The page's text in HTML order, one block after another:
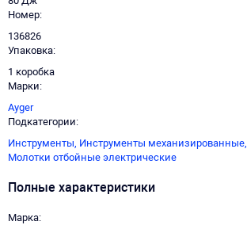
Номер
136826
Упаковка
1 коробка
Марки
Ayger
Подкатегории
Инструменты, Инструменты механизированные,
Молотки отбойные электрические
Полные характеристики
Марка